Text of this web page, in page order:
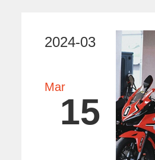
2024-03
Mar
15